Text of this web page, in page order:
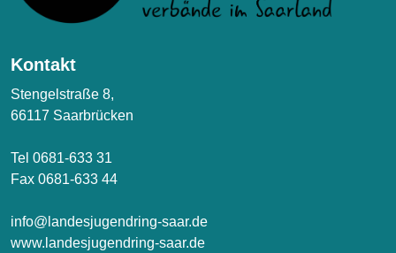
Kontakt
Stengelstraße 8,
66117 Saarbrücken
Tel 0681-633 31
Fax 0681-633 44
info@landesjugendring-saar.de
www.landesjugendring-saar.de